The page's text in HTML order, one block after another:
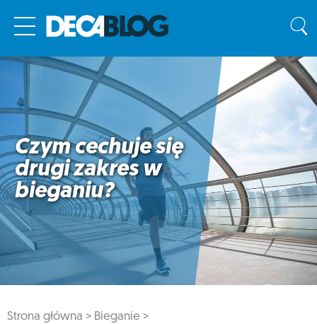
Czym cechuje się
drugi zakres w
bieganiu?
Strona główna > Bieganie >